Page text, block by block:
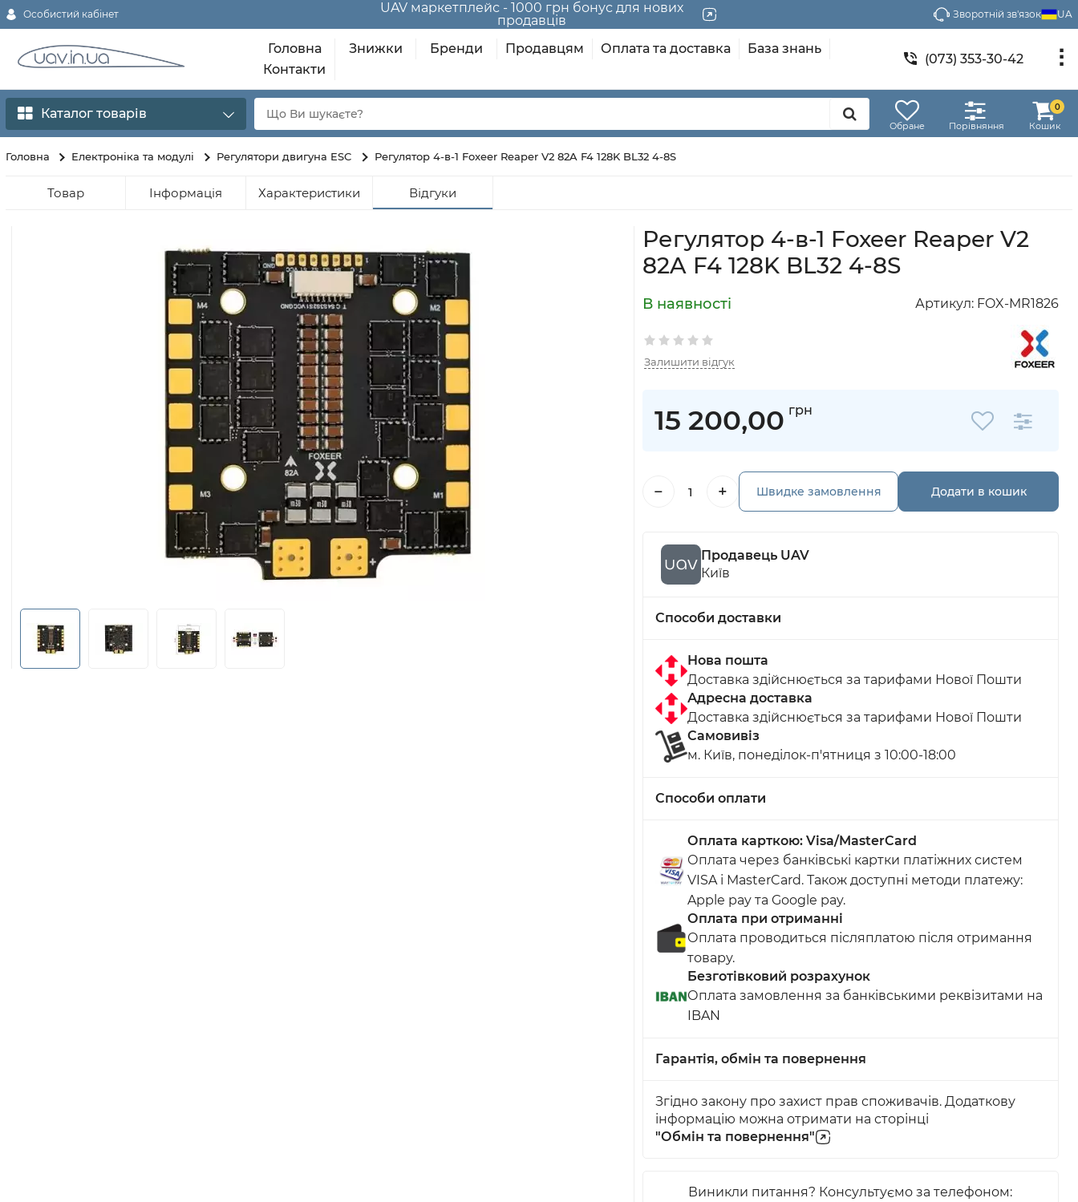
Особистий кабінет
UAV маркетплейс - 1000 грн бонус для нових
продавців
Зворотній зв'язок UA
Головна Знижки Бренди Продавцям Оплата та доставка
База знань
Контакти
(073) 353-30-42
Каталог товарів
Обране Порівняння Кошик
0
Головна Електроніка та модулі Регулятори двигуна ESC Регулятор 4-в-1 Foxeer Reaper V2 82A F4 128K BL32 4-8S
Товар Інформація Характеристики Відгуки
Регулятор 4-в-1 Foxeer Reaper V2
82A F4 128K BL32 4-8S
Артикул: FOX-MR1826
Залишити відгук
15 200,00 грн
− + Швидке замовлення Додати в кошик
Продавець UAV
Київ
Способи доставки
Нова пошта
Доставка здійснюється за тарифами Нової Пошти
Адресна доставка
Доставка здійснюється за тарифами Нової Пошти
Самовивіз
м. Київ, понеділок-п'ятниця з 10:00-18:00
Способи оплати
Оплата карткою: Visa/MasterCard
Оплата через банківські картки платіжних систем
VISA і MasterCard. Також доступні методи платежу:
Apple pay та Google pay.
Оплата при отриманні
Оплата проводиться післяплатою після отримання
товару.
Безготівковий розрахунок
Оплата замовлення за банківськими реквізитами на
IBAN
Гарантія, обмін та повернення
Згідно закону про захист прав споживачів. Додаткову
інформацію можна отримати на сторінці
"Обмін та повернення"
Виникли питання? Консультуємо за телефоном: